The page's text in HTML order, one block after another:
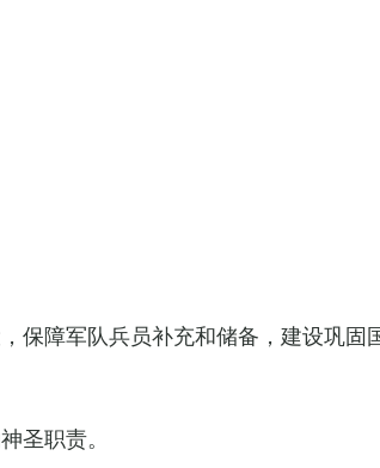
保障军队兵员补充和储备，建设巩固
圣职责。